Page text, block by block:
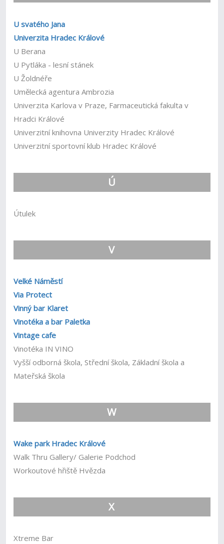
U svatého Jana
Univerzita Hradec Králové
U Berana
U Pytláka - lesní stánek
U Žoldnéře
Umělecká agentura Ambrozia
Univerzita Karlova v Praze, Farmaceutická fakulta v
Hradci Králové
Univerzitní knihovna Univerzity Hradec Králové
Univerzitní sportovní klub Hradec Králové
Ú
Útulek
V
Velké Náměstí
Via Protect
Vinný bar Klaret
Vinotéka a bar Paletka
Vintage cafe
Vinotéka IN VINO
Vyšší odborná škola, Střední škola, Základní škola a
Mateřská škola
W
Wake park Hradec Králové
Walk Thru Gallery/ Galerie Podchod
Workoutové hřiště Hvězda
X
Xtreme Bar